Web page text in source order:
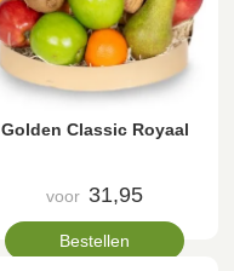
Golden Classic Royaal
voor 31,95
Bestellen